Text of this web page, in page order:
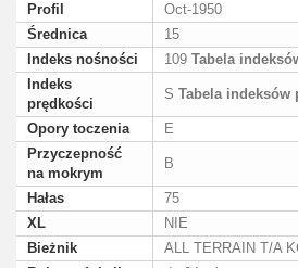
Profil
Oct-1950
Średnica
15
Indeks nośności
109 Tabela
Indeks
prędkości
S Tabela indeksów
Opory toczenia
E
Przyczepność
na mokrym
B
Hałas
75
XL
NIE
Bieżnik
ALL TERRAIN T/A